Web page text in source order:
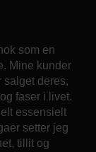
som en
Mine kunder
salget deres,
faser i livet.
essensielt
setter jeg
tillit og